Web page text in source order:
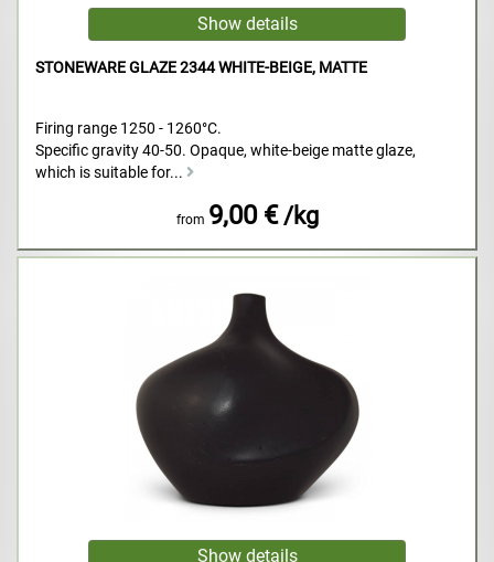
STONEWARE GLAZE 2344 WHITE-BEIGE, MATTE
Firing range 1250 - 1260°C.
Specific gravity 40-50. Opaque, white-beige matte glaze,
which is suitable for...
from 9,00 € /kg